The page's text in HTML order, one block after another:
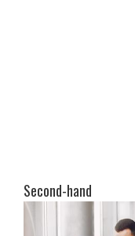
Second-hand